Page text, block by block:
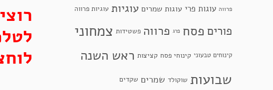
פרווה עוגות פרי עוגות שמרים עוגיות עוגיות פרווה
פורים פסח פרג פרווה פשטידות צמחוני
קינוחים טבעוני קינוחי פסח קציצות ראש השנה
שבועות שוקולד שמרים שקדים